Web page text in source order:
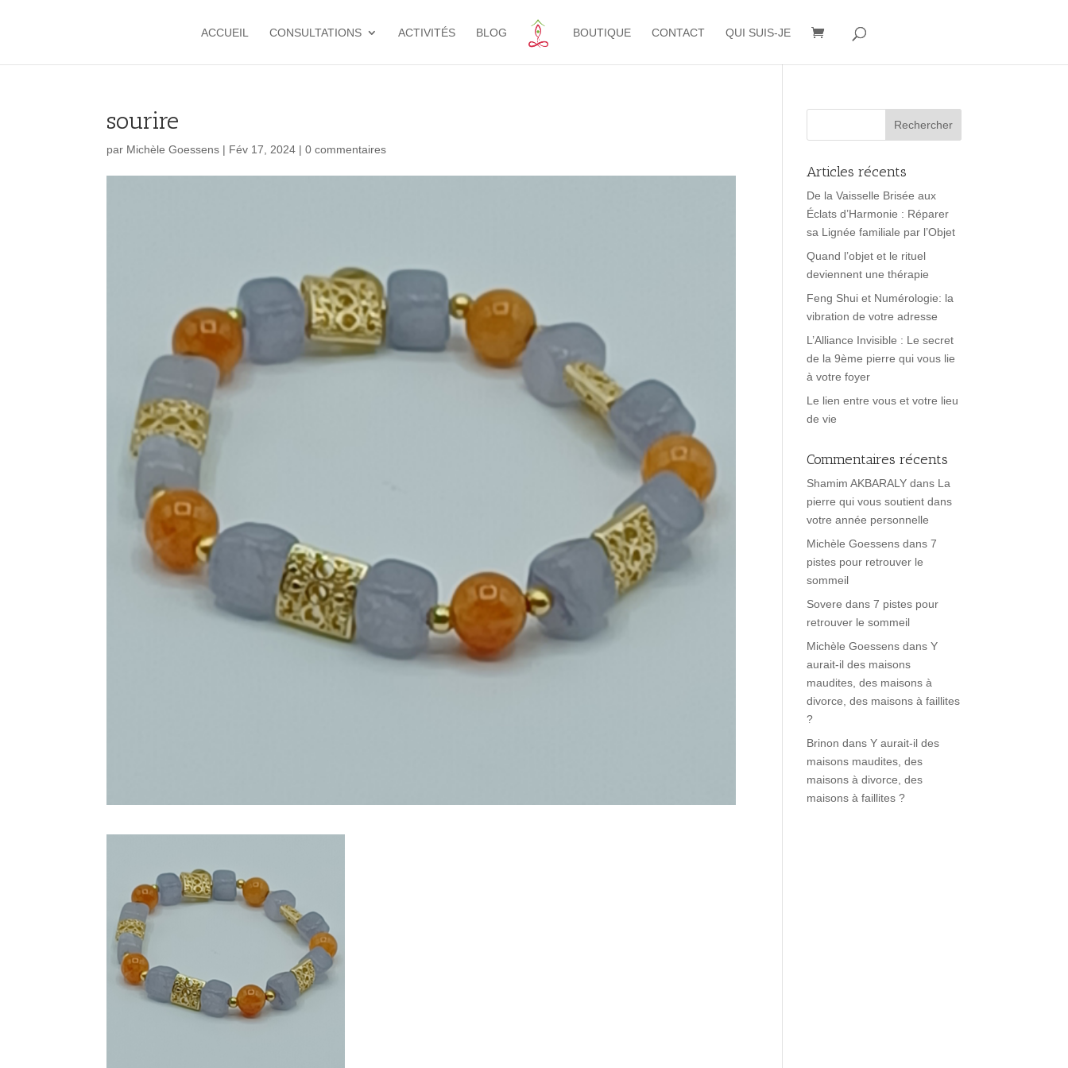
ACCUEIL CONSULTATIONS ACTIVITÉS BLOG BOUTIQUE CONTACT QUI SUIS-JE
sourire
par Michèle Goessens | Fév 17, 2024 |0 commentaires
Articles récents
De la Vaisselle Brisée aux
Éclats d’Harmonie : Réparer
sa Lignée familiale par l’Objet
Quand l’objet et le rituel
deviennent une thérapie
Feng Shui et Numérologie: la
vibration de votre adresse
L’Alliance Invisible : Le secret
de la 9ème pierre qui vous lie
à votre foyer
Le lien entre vous et votre lieu
de vie
Commentaires récents
Shamim AKBARALY dans La
pierre qui vous soutient dans
votre année personnelle
Michèle Goessens dans7
pistes pour retrouver le
sommeil
Sovere dans7 pistes pour
retrouver le sommeil
Michèle Goessens dansY
aurait-il des maisons
maudites, des maisons à
divorce, des maisons à faillites
?
Brinon dansY aurait-il des
maisons maudites, des
maisons à divorce, des
maisons à faillites ?